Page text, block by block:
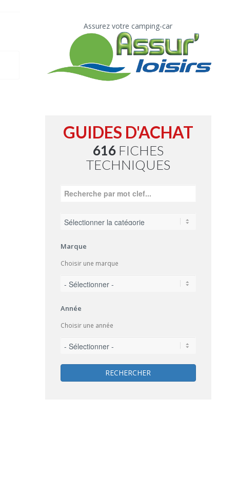
Assurez votre camping-car
GUIDES D'ACHAT
616FICHES
TECHNIQUES
Marque
Choisir une marque
Année
Choisir une année
RECHERCHER